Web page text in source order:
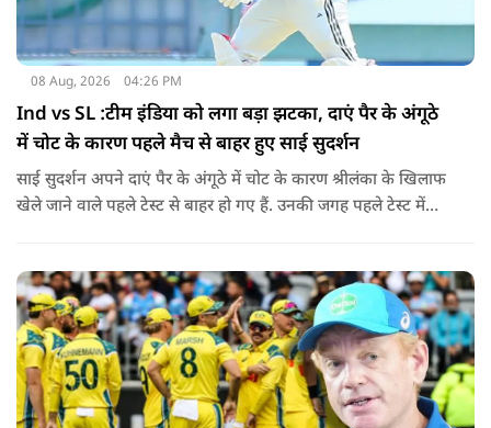
08 Aug, 2026 04:26 PM
Ind vs SL :टीम इंडिया को लगा बड़ा झटका, दाएं पैर के अंगूठे
में चोट के कारण पहले मैच से बाहर हुए साई सुदर्शन
साई सुदर्शन अपने दाएं पैर के अंगूठे में चोट के कारण श्रीलंका के खिलाफ
खेले जाने वाले पहले टेस्ट से बाहर हो गए हैं. उनकी जगह पहले टेस्ट में